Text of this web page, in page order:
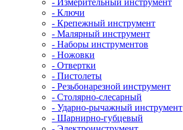
- Измерительный инструмент
- Ключи
- Крепежный инструмент
- Малярный инструмент
- Наборы инструментов
- Ножовки
- Отвертки
- Пистолеты
- Резьбонарезной инструмент
- Столярно-слесарный
- Ударно-рычажный инструмент
- Шарнирно-губцевый